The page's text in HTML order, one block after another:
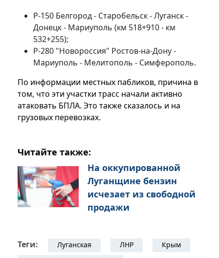
Р-150 Белгород - Старобельск - Луганск -
Донецк - Мариуполь (км 518+910 - км
532+255);
Р-280 "Новороссия" Ростов-на-Дону -
Мариуполь - Мелитополь - Симферополь.
По информации местных пабликов, причина в
том, что эти участки трасс начали активно
атаковать БПЛА. Это также сказалось и на
грузовых перевозках.
Читайте также:
На оккупированной
Луганщине бензин
исчезает из свободной
продажи
Теги: Луганская ЛНР
Крым